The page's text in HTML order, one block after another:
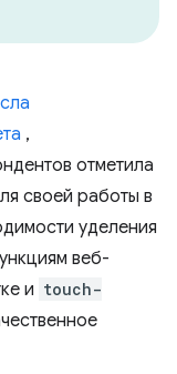
,
отметила
своей работы в
уделения
веб-
и touch-